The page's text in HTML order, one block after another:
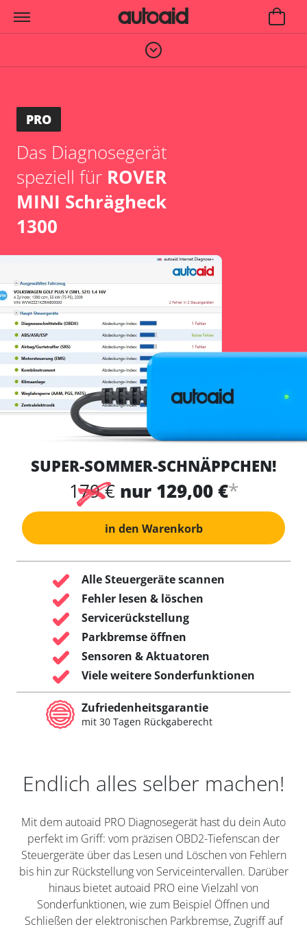
PRO
Das Diagnosegerät
speziell für ROVER
MINI Schrägheck
1300
SUPER-SOMMER-SCHNÄPPCHEN!
179 € nur 129,00 €*
in den Warenkorb
Alle Steuergeräte scannen
Fehler lesen & löschen
Servicerückstellung
Parkbremse öffnen
Sensoren & Aktuatoren
Viele weitere Sonderfunktionen
Zufriedenheitsgarantie
mit 30 Tagen Rückgaberecht
Endlich alles selber machen!
Mit dem autoaid PRO Diagnosegerät hast du dein Auto
perfekt im Griff: vom präzisen OBD2-Tiefenscan der
Steuergeräte über das Lesen und Löschen von Fehlern
bis hin zur Rückstellung von Serviceintervallen. Darüber
hinaus bietet autoaid PRO eine Vielzahl von
Sonderfunktionen, wie zum Beispiel Öffnen und
Schließen der elektronischen Parkbremse, Zugriff auf